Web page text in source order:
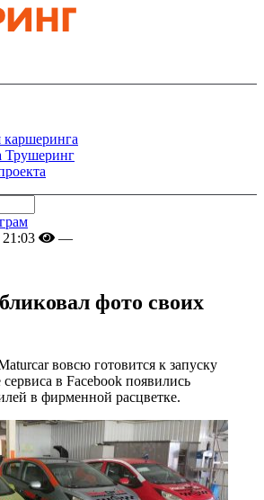
Трушеринг
—
фото своих
вовсю готовится к запуску
в Facebook появились
в фирменной расцветке.